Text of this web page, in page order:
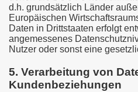
d.h. grundsätzlich Länder
Europäischen
Daten in Drittstaaten erfolgt
angemessenes
Nutzer oder sonst eine
5. Verarbeitung von
Kundenbeziehungen